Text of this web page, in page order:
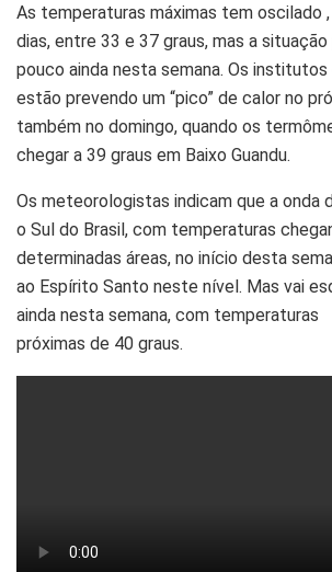
As temperaturas máximas tem oscilado
dias, entre 33 e 37 graus, mas a
pouco ainda nesta semana. Os
estão prevendo um “pico” de calor no
também no domingo, quando os
chegar a 39 graus em Baixo Guandu.
Os meteorologistas indicam que a onda
o Sul do Brasil, com temperaturas
determinadas áreas, no início desta
ao Espírito Santo neste nível. Mas vai
ainda nesta semana, com temperaturas
próximas de 40 graus.